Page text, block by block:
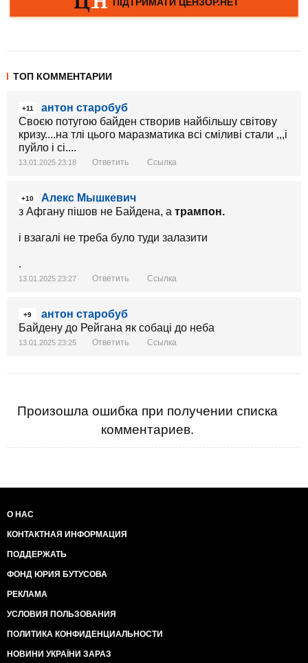
ТОП КОММЕНТАРИИ
+11
антон старобуб
Своєю потугою байден створив найбільшу світову
кризу....на тлі цього маразматика всі сміливі стали ,,,і
пуйло і сі....
13.01.2025 23:18 Ответить Ссылка
+10
Алекс Мышкевич
з Афгану пішов не Байдена, а трампон.
і взагалі не треба було туди залазити
.
13.01.2025 23:27 Ответить Ссылка
+9
антон старобуб
Байдену до Рейгана як собаці до неба
13.01.2025 23:25 Ответить Ссылка
Произошла ошибка при получении списка
комментариев.
О НАС
КОНТАКТНАЯ ИНФОРМАЦИЯ
ПОДДЕРЖАТЬ
ФОНД ЮРИЯ БУТУСОВА
РЕКЛАМА
УСЛОВИЯ ПОЛЬЗОВАНИЯ
ПОЛИТИКА КОНФИДЕНЦИАЛЬНОСТИ
НОВИНИ УКРАЇНИ ЗАРАЗ